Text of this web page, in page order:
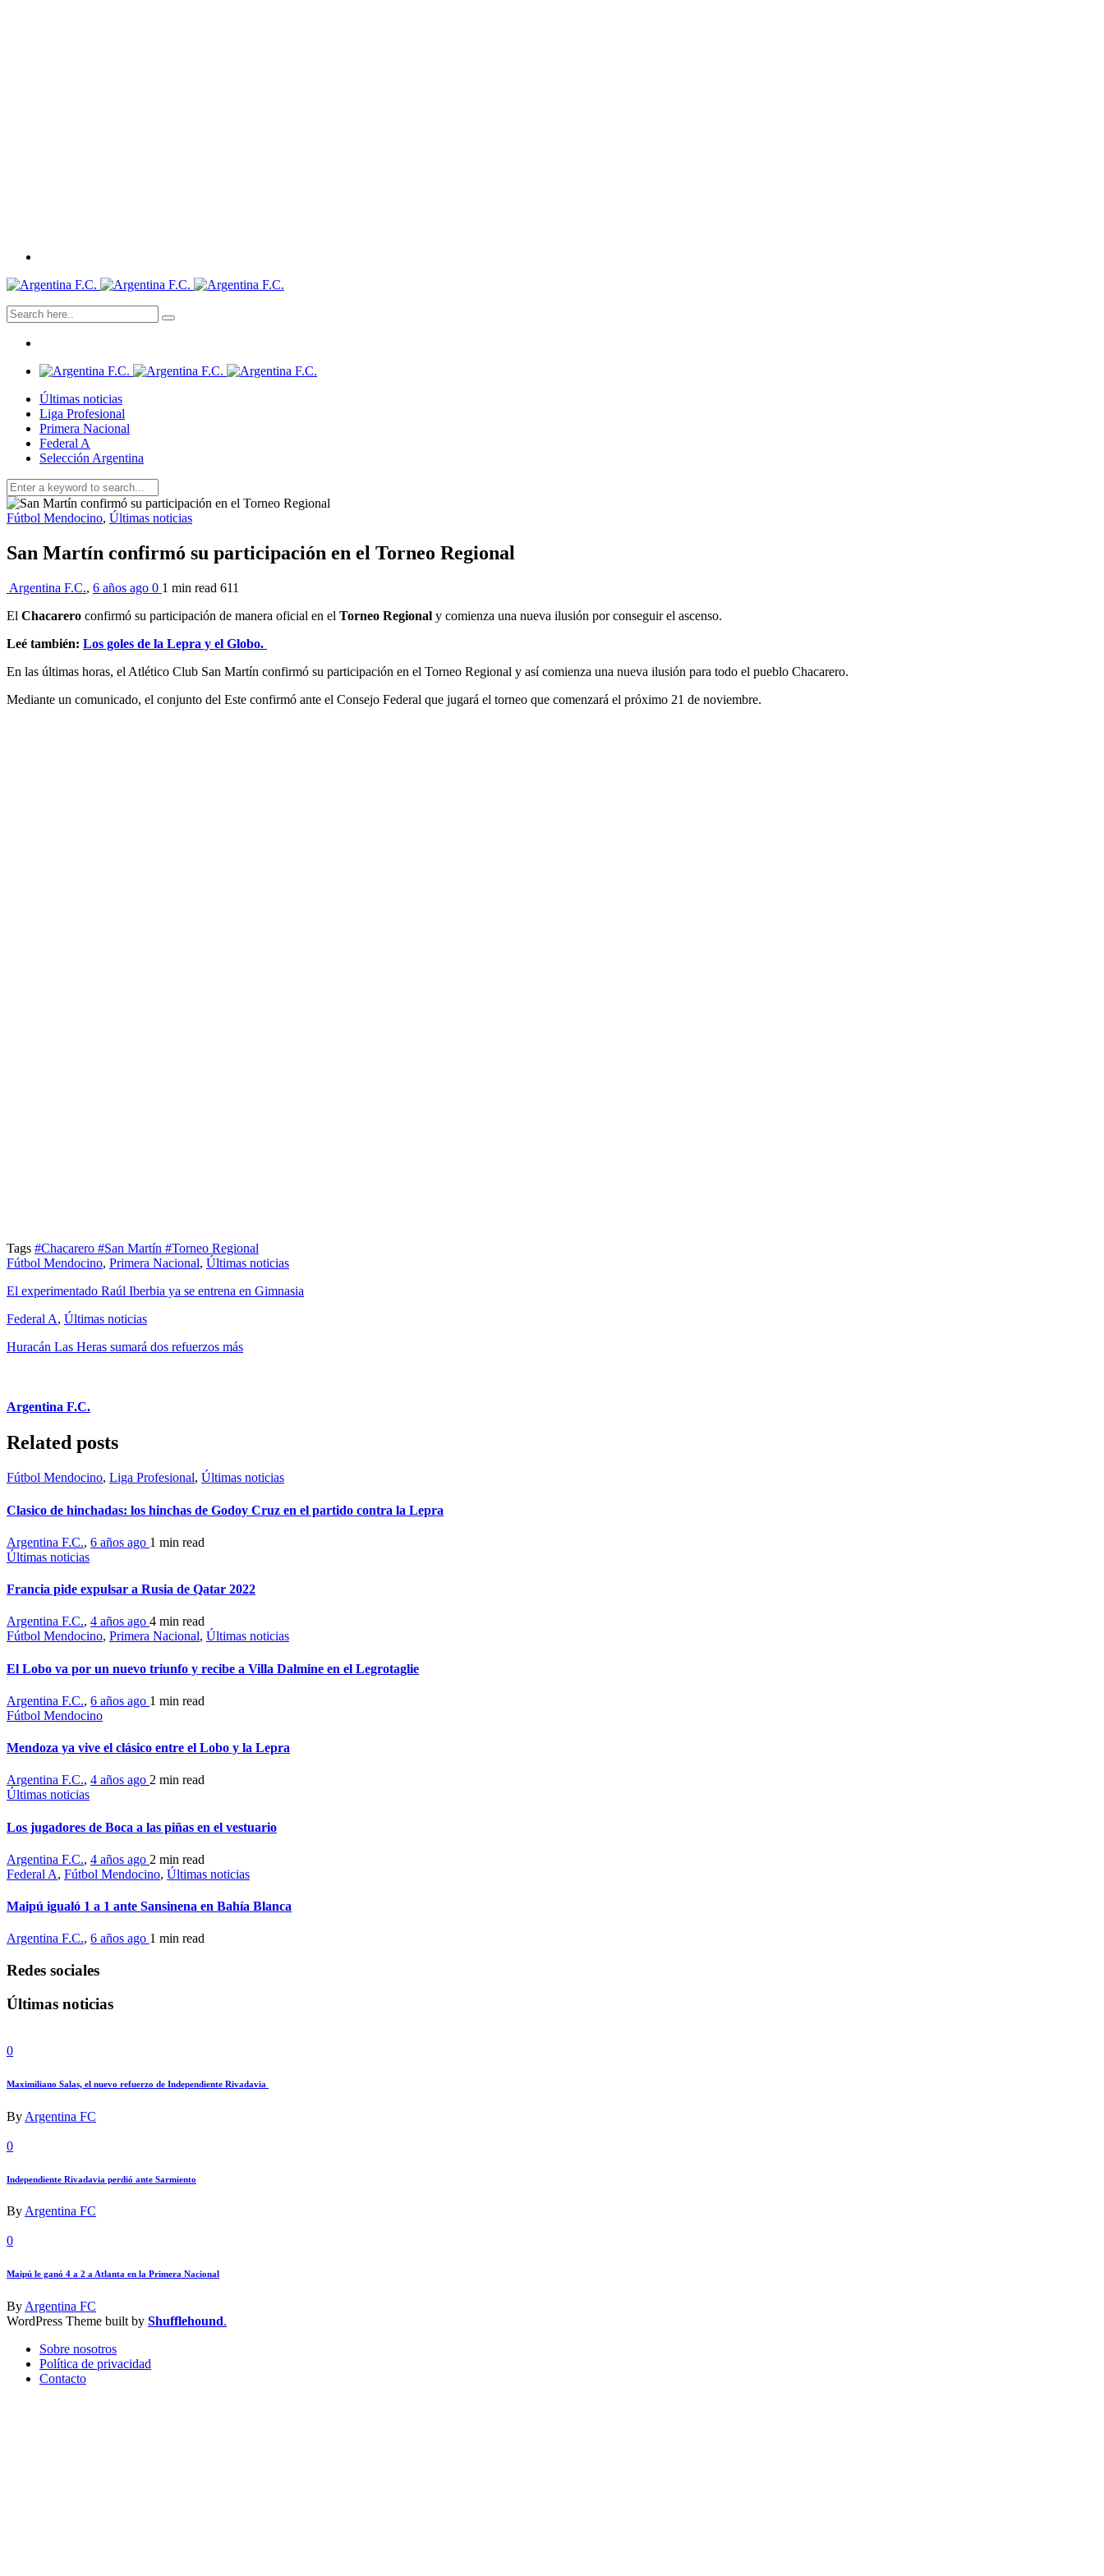
Últimas noticias
Liga Profesional
Primera Nacional
Federal A
Selección Argentina
Fútbol Mendocino, Últimas noticias
San Martín confirmó su participación en el Torneo Regional
Argentina F.C., 6 años ago 0 1 min read 611
El Chacarero confirmó su participación de manera oficial en el Torneo Regional y comienza una nueva ilusión por conseguir el ascenso.
Leé también: Los goles de la Lepra y el Globo.
En las últimas horas, el Atlético Club San Martín confirmó su participación en el Torneo Regional y así comienza una nueva ilusión para todo el pueblo Chacarero.
Mediante un comunicado, el conjunto del Este confirmó ante el Consejo Federal que jugará el torneo que comenzará el próximo 21 de noviembre.
Tags #Chacarero #San Martín #Torneo Regional
Fútbol Mendocino, Primera Nacional, Últimas noticias
El experimentado Raúl Iberbia ya se entrena en Gimnasia
Federal A, Últimas noticias
Huracán Las Heras sumará dos refuerzos más
Argentina F.C.
Related posts
Fútbol Mendocino, Liga Profesional, Últimas noticias
Clasico de hinchadas: los hinchas de Godoy Cruz en el partido contra la Lepra
Argentina F.C., 6 años ago 1 min read
Últimas noticias
Francia pide expulsar a Rusia de Qatar 2022
Argentina F.C., 4 años ago 4 min read
Fútbol Mendocino, Primera Nacional, Últimas noticias
El Lobo va por un nuevo triunfo y recibe a Villa Dalmine en el Legrotaglie
Argentina F.C., 6 años ago 1 min read
Fútbol Mendocino
Mendoza ya vive el clásico entre el Lobo y la Lepra
Argentina F.C., 4 años ago 2 min read
Últimas noticias
Los jugadores de Boca a las piñas en el vestuario
Argentina F.C., 4 años ago 2 min read
Federal A, Fútbol Mendocino, Últimas noticias
Maipú igualó 1 a 1 ante Sansinena en Bahía Blanca
Argentina F.C., 6 años ago 1 min read
Redes sociales
Últimas noticias
0
Maximiliano Salas, el nuevo refuerzo de Independiente Rivadavia
By Argentina FC
0
Independiente Rivadavia perdió ante Sarmiento
ByArgentina FC
0
Maipú le ganó 4 a 2 a Atlanta en la Primera Nacional
ByArgentina FC
WordPress Theme built by Shufflehound.
Sobre nosotros
Política de privacidad
Contacto